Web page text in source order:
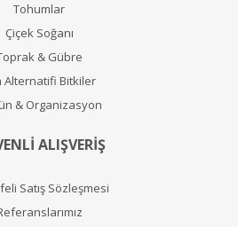
Tohumlar
Çiçek Soğanı
& Gübre
Alternatifi Bitkiler
& Organizasyon
ALIŞVERİŞ
Satış Sözleşmesi